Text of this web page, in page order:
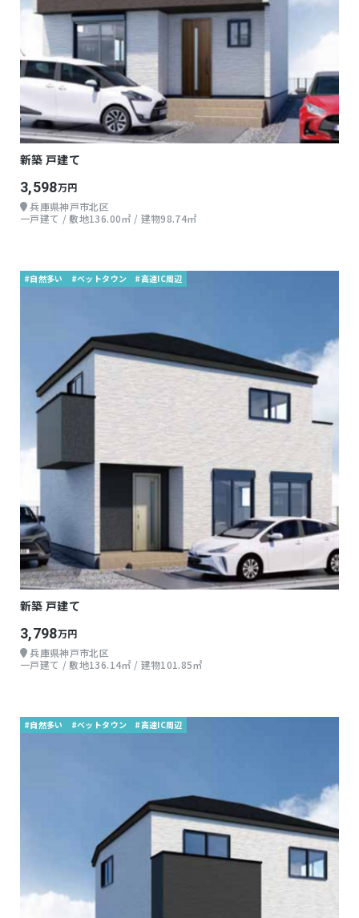
新築 戸建て
3,598万円
兵庫県神戸市北区
一戸建て / 敷地136.00㎡ / 建物98.74㎡
#自然多い #ベットタウン #高速IC周辺
新築 戸建て
3,798万円
兵庫県神戸市北区
一戸建て / 敷地136.14㎡ / 建物101.85㎡
#自然多い #ベットタウン #高速IC周辺